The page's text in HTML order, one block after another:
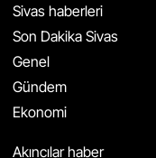
Sivas haberleri
Son Dakika Sivas
Genel
Gündem
Ekonomi
Akıncılar haber